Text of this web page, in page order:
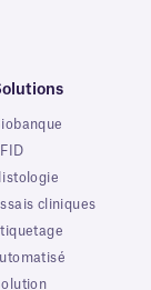
cliniques